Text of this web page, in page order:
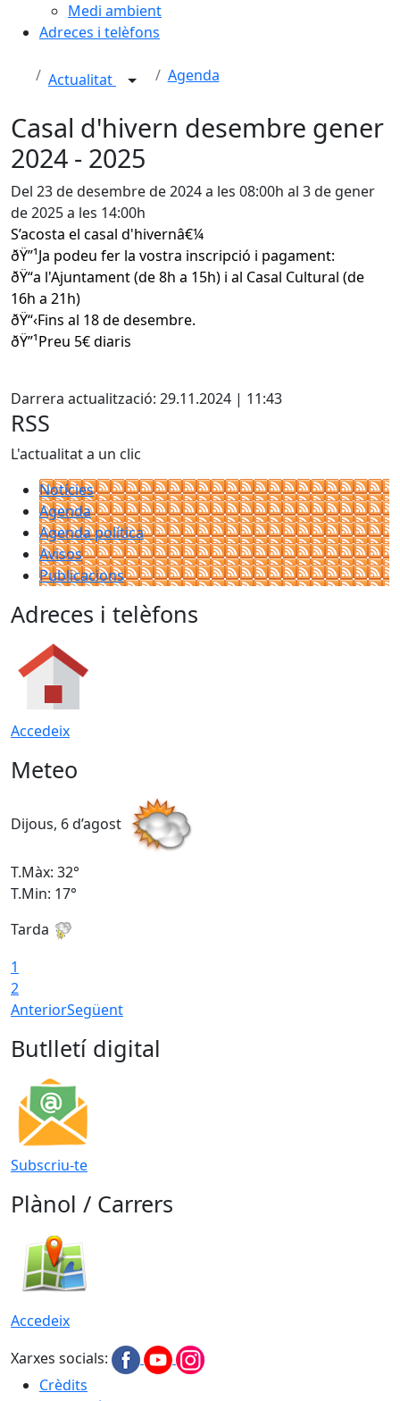
Medi ambient
Adreces i telèfons
Actualitat Agenda
Casal d'hivern desembre gener
2024 - 2025
Del 23 de desembre de 2024 a les 08:00h al 3 de gener
de 2025 a les 14:00h
S’acosta el casal d'hivernâ€¼
ðŸ”¹Ja podeu fer la vostra inscripció i pagament:
ðŸ“a l'Ajuntament (de 8h a 15h) i al Casal Cultural (de
16h a 21h)
ðŸ“‹Fins al 18 de desembre.
ðŸ”¹Preu 5€ diaris
Darrera actualització: 29.11.2024 | 11:43
RSS
L'actualitat a un clic
Notícies
Agenda
Agenda política
Avisos
Publicacions
Adreces i telèfons
Accedeix
Meteo
Dijous, 6 d’agost
T.Màx: 32°
T.Min: 17°
Tarda
1
2
AnteriorSegüent
Butlletí digital
Subscriu-te
Plànol / Carrers
Accedeix
Xarxes socials:
Crèdits